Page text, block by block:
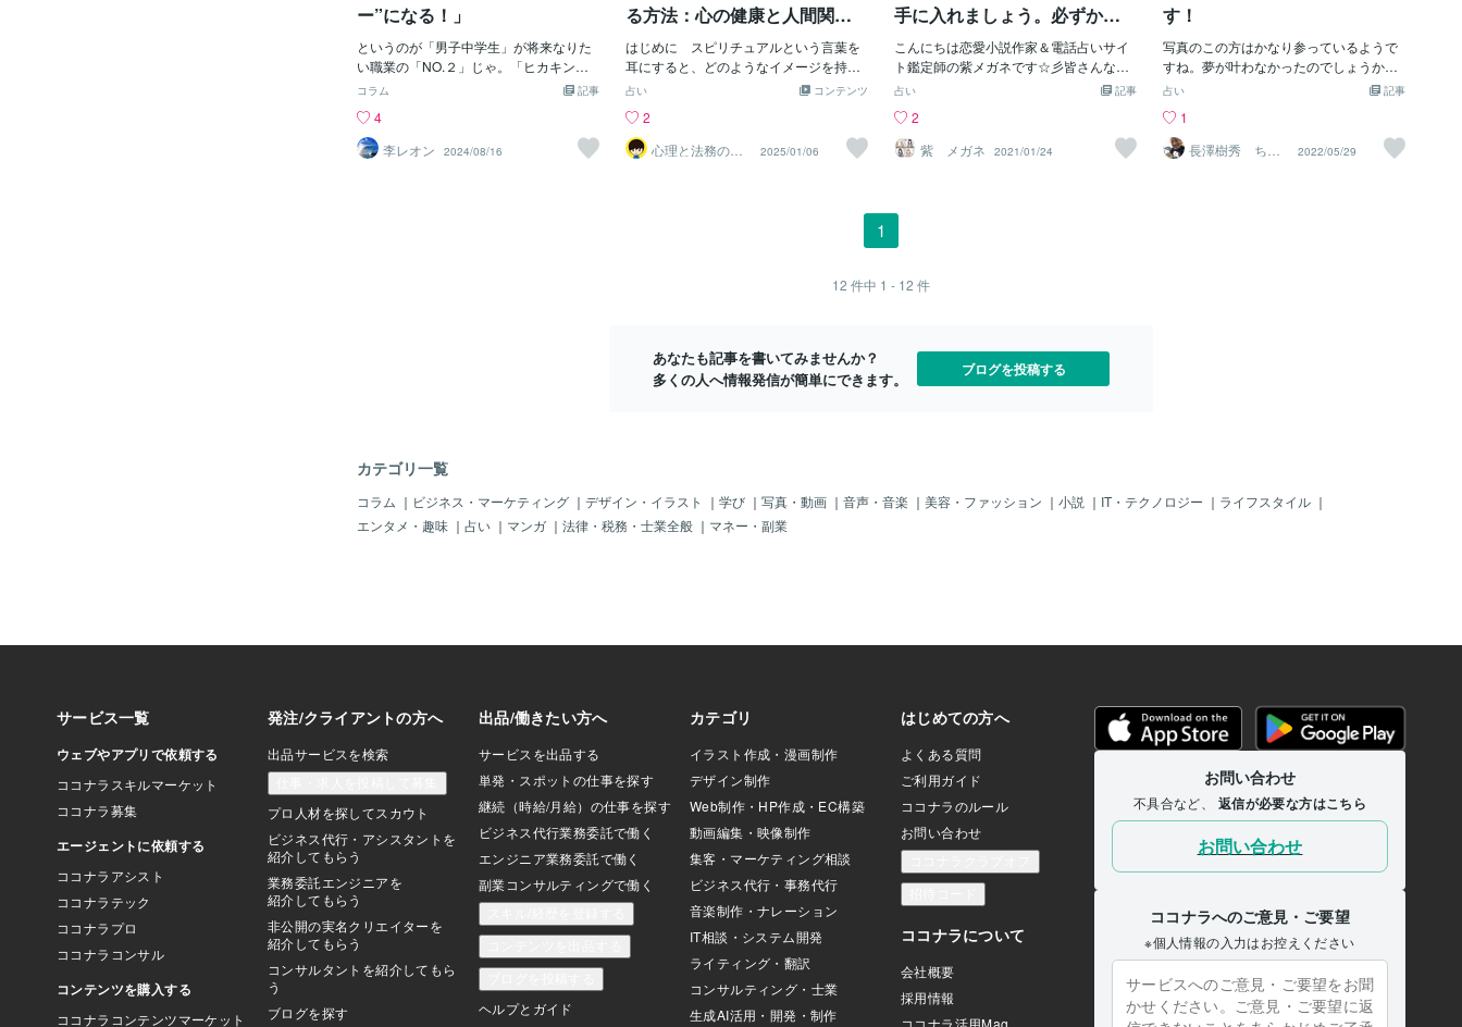
に何をしてもらったわけじゃないの
価格の変動は今のところ、考えておりま
せん。他の女性には相談しにくい、彼女
がやきもちを妬く、女性の気持ちが分か
らない、女友達に相談したけれど、的を
得ない、という方向けに新たに出品しま
す。沙織は男性には「男っぽい」と評価
される割と《男性脳》タイプで、解決策
提示をするため、どちらかというと、女
タイプ」と分析されて終わりです。しか
し、現実には環境の差で、その星の現れ
方は全く異なるグラデーションを描きま
す。個人の裁量が大きい職場、または独
立している場合だと星の作用がポジティ
通りやすいため、生き生きと能力を発揮
し、周囲からも「頼れる決断力のある
人」と評価されやすくなります。トップ
が溜まる人」や、特定の条件（理不尽な
主であっても、「こういう環境ではこの
傾向が出やすい」「特定の条件が入った
いてあったんです。「特殊な電圧計で測
ったところ、人間の体には64ボルトも電
圧がある」と。これを読んだ瞬間、正直
「これは嘘だな」と思いました。なぜか
というと、普通に考えて人間の体に64ボ
す。自分も興味があって一度測ったこと
があるんですが、皮膚に対する電圧なん
て1ボルトもないくらいで、確か640ミリ
ずですし、そもそもそんな電圧をどこか
事に出てきた「特殊な電圧計」というの
うだけで、値そのものが変わるようなこ
とはありえません。そういった意味で、
生きている以上、精神と肉体は表裏一体
で、 精神だけ分離して考えることなどで
きない。 その精神＝魂、だと思えばいい
のだが、 そうなると、スピリチュアル系
に寄ってしまう。 占い師になったから、
ある程度ホンモノとニセモノの区別は つ
くようになったが、【スピリチュアルカ
ウンセラー】など 怪しい、と思っている
ー”になる！」
というのが「男子中学生」が将来なりた
い職業の「NO.２」じゃ。「ヒカキン」
等の「ユーチューバ」は、まだ「NO.1」
しび）？」とも言えるかもよ。すでに
「２０２６年／名古屋アジア大会」では
「正式競技」となることが決定されてい
汗」はかきそうじゃ。＾＾とにかく「広
い意味」でいえば、「ヒトとヒトとの対
戦」といえなくもないか。しかも「パラ
リンピック」と「通常のオリンピック」
との差もほとんど感じないし。これっ
億円市場」といわれる「eスポーツ」じ
ゃ。これから、ますます「発展」しそう
じゃが、「問題」はナイのじゃろ～か？
やっぱ「目」をはじめ「カラダ」の問題
やら、「精神的」な問題はナイのか
記事
コラム
4
李レオン
2024/08/16
る方法：心の健康と人間関係
のバランスを保つヒント
はじめに スピリチュアルという言葉を
耳にすると、どのようなイメージを持ち
ますか？心の癒しや宇宙とのつながりを
った懐疑的な見方も存在します。 スピ
リチュアルは、正しく活用すれば自己成
長や心の平安に役立つこともあります
方法について考えてみます。スピリチュ
す。特定の宗教に縛られることなく、自
由に心の成長や幸福感を追求できる点が
スピリチュアルのリスクとは？ スピリ
チュアルは、心の安定や前向きな姿勢を
もたらす一方で、間違った形で取り入れ
解をされることが挙げられます。2. 現実
問題の軽視健康や仕事の悩みに対して
「ポジティブに考えれば解決する」と思
い込み、現実的な解決策を無視する場
合、現実の問題が悪化するリスクがあり
ま
コンテンツ
占い
2
心理と法務のカ
ウンセラー
2025/01/06
手に入れましょう。必ずかな
う未来があります。
こんにちは恋愛小説作家＆電話占いサイ
ト鑑定師の紫メガネです☆彡皆さんなり
たい自分あきらめていませんか？必ずか
えば芸能人になりたいという願望は叶う
と言えません。何故なら自分の魂が絶対
にそれを望んでいるとは限らないからで
と言う人もいますがそれはもう、あなた
から到底叶いません。叶えたい事は現実
ん。そもそもそれそれは現実的な願望で
はないからです。高額当選して何億のお
裕があり、ボランティアをやっている家
系に生まれているのです。ボランティア
は受け取る器とそれに相応しいかどうか
も関係してきます。身の丈とよく言われ
ますが、それは生まれ持って決まってい
ます。大金を手にしてどうしたいのか…
まず自分を満たすことを描いてゆく
記事
占い
2
紫 メガネ
2021/01/24
す！
写真のこの方はかなり参っているようで
すね。夢が叶わなかったのでしょうか？
皆さんが夢に思うことや目標を立てる
は皆さんに言いたいのは夢はもっと大き
く持っていいってことです。「おそらく
この夢なら実現できるだろう」と思うも
で、少しでも迷ったら、悩んだらいつで
も私のところに来て下さい。皆さんの気
記事
占い
1
長澤樹秀 ちょ
も 九星気学占
2022/05/29
1
12 件中 1 - 12 件
あなたも記事を書いてみませんか？
多くの人へ情報発信が簡単にできます。
ブログを投稿する
カテゴリ一覧
コラム ｜ ビジネス・マーケティング ｜ デザイン・イラスト ｜ 学び ｜ 写真・動画 ｜ 音声・音楽 ｜ 美容・ファッション ｜ 小説 ｜ IT・テクノロジー ｜ ライフスタイル ｜
エンタメ・趣味 ｜ 占い ｜ マンガ ｜ 法律・税務・士業全般 ｜ マネー・副業